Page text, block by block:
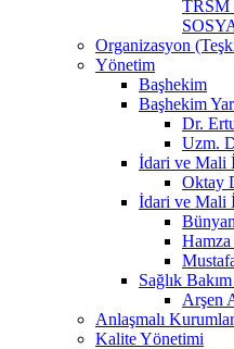
Organizasyon
Yönetim
Başhekim
Başhekim
Dr.
Uzm.
İdari ve Mali
Oktay
İdari ve Mali
Sağlık
Arşen
Anlaşmalı Kurumlar
Kalite Yönetimi